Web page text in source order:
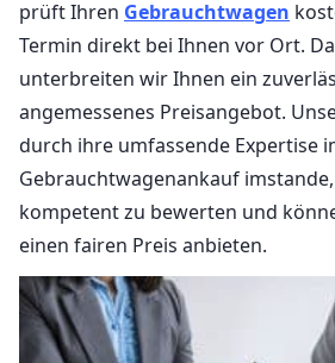
prüft Ihren Gebrauchtwagen
Termin direkt bei Ihnen vor Ort.
unterbreiten wir Ihnen ein
angemessenes Preisangebot.
durch ihre umfassende Expertise
Gebrauchtwagenankauf
kompetent zu bewerten und
einen fairen Preis anbieten.